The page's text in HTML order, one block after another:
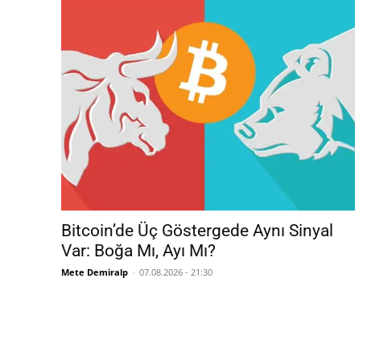
Bitcoin’de Üç Göstergede Aynı Sinyal
Var: Boğa Mı, Ayı Mı?
Mete Demiralp - 07.08.2026 - 21:30